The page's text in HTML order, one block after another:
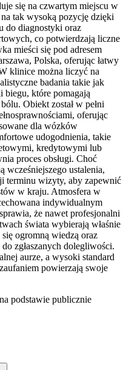
się na czwartym miejscu w
na tak wysoką pozycję dzięki
do diagnostyki oraz
co potwierdzają liczne
mieści się pod adresem
Polska, oferując łatwy
klinice można liczyć na
badania takie jak
biegu, które pomagają
Obiekt został w pełni
oferując
dla wózków
udogodnienia, takie
kredytowymi lub
proces obsługi. Choć
wcześniejszego ustalenia,
terminu wizyty, aby zapewnić
w kraju. Atmosfera w
indywidualnym
że nawet profesjonalni
świata wybierają właśnie
ogromną wiedzą oraz
zgłaszanych dolegliwości.
aurze, a wysoki standard
powierzają swoje
podstawie publicznie